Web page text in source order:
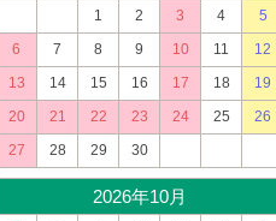
1
2 3 4
5
6
7 8 9 10 11
12
13
14 15 16 17 18
19
20
21 22 23 24 25
26
27
28 29 30
2026年10月